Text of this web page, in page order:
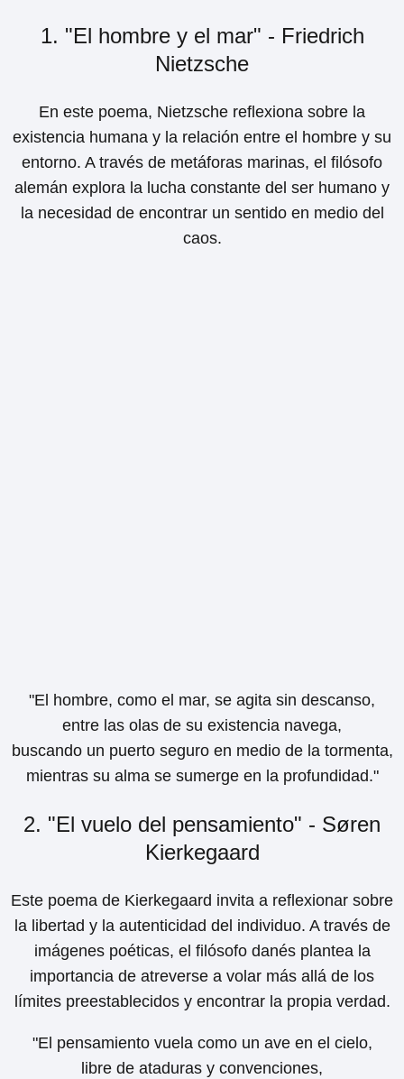
1. "El hombre y el mar" - Friedrich
Nietzsche
En este poema, Nietzsche reflexiona sobre la
existencia humana y la relación entre el hombre y su
entorno. A través de metáforas marinas, el filósofo
alemán explora la lucha constante del ser humano y
la necesidad de encontrar un sentido en medio del
caos.
"El hombre, como el mar, se agita sin descanso,
entre las olas de su existencia navega,
buscando un puerto seguro en medio de la tormenta,
mientras su alma se sumerge en la profundidad."
2. "El vuelo del pensamiento" - Søren
Kierkegaard
Este poema de Kierkegaard invita a reflexionar sobre
la libertad y la autenticidad del individuo. A través de
imágenes poéticas, el filósofo danés plantea la
importancia de atreverse a volar más allá de los
límites preestablecidos y encontrar la propia verdad.
"El pensamiento vuela como un ave en el cielo,
libre de ataduras y convenciones,